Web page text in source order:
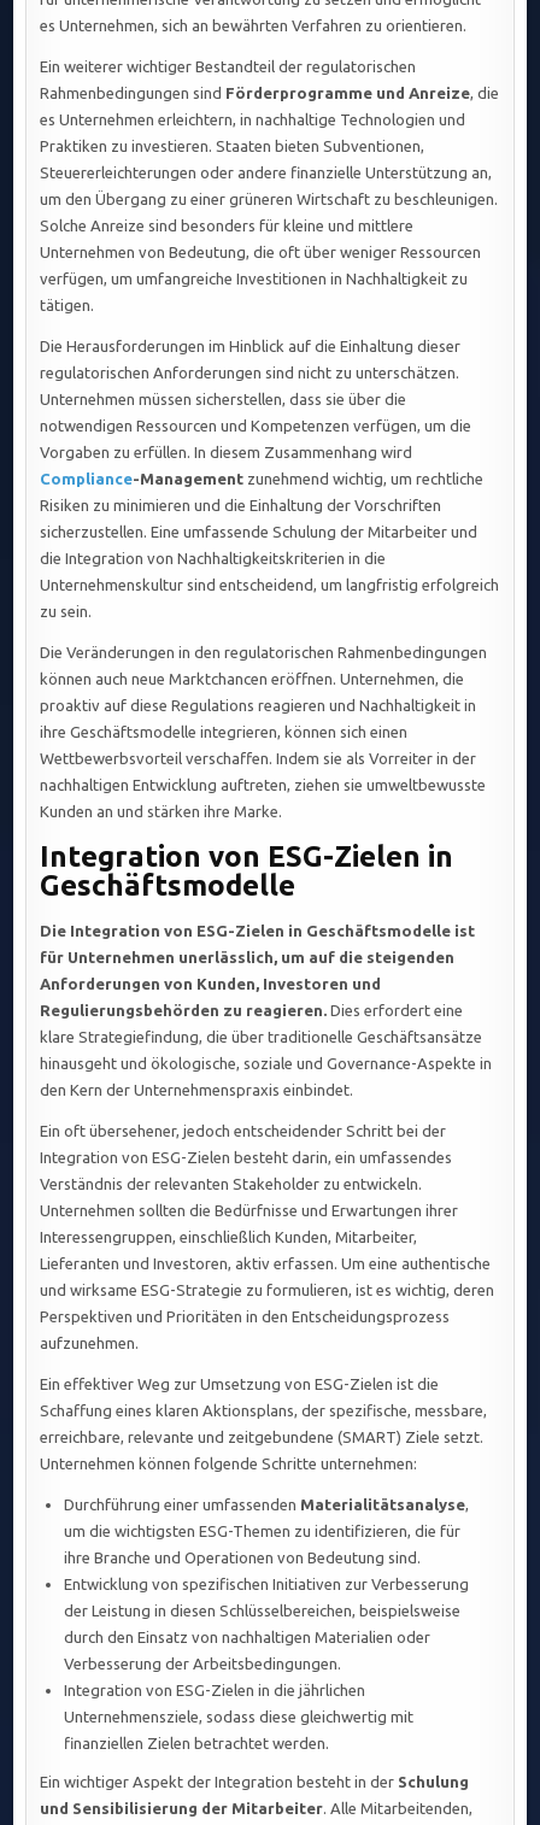
es Unternehmen, sich an bewährten Verfahren zu orientieren.
Ein weiterer wichtiger Bestandteil der regulatorischen
Rahmenbedingungen sind Förderprogramme und Anreize, die
es Unternehmen erleichtern, in nachhaltige Technologien und
Praktiken zu investieren. Staaten bieten Subventionen,
Steuererleichterungen oder andere finanzielle Unterstützung an,
um den Übergang zu einer grüneren Wirtschaft zu beschleunigen.
Solche Anreize sind besonders für kleine und mittlere
Unternehmen von Bedeutung, die oft über weniger Ressourcen
verfügen, um umfangreiche Investitionen in Nachhaltigkeit zu
tätigen.
Die Herausforderungen im Hinblick auf die Einhaltung dieser
regulatorischen Anforderungen sind nicht zu unterschätzen.
Unternehmen müssen sicherstellen, dass sie über die
notwendigen Ressourcen und Kompetenzen verfügen, um die
Vorgaben zu erfüllen. In diesem Zusammenhang wird
Compliance-Management zunehmend wichtig, um rechtliche
Risiken zu minimieren und die Einhaltung der Vorschriften
sicherzustellen. Eine umfassende Schulung der Mitarbeiter und
die Integration von Nachhaltigkeitskriterien in die
Unternehmenskultur sind entscheidend, um langfristig erfolgreich
zu sein.
Die Veränderungen in den regulatorischen Rahmenbedingungen
können auch neue Marktchancen eröffnen. Unternehmen, die
proaktiv auf diese Regulations reagieren und Nachhaltigkeit in
ihre Geschäftsmodelle integrieren, können sich einen
Wettbewerbsvorteil verschaffen. Indem sie als Vorreiter in der
nachhaltigen Entwicklung auftreten, ziehen sie umweltbewusste
Kunden an und stärken ihre Marke.
Integration von ESG-Zielen in
Geschäftsmodelle
Die Integration von ESG-Zielen in Geschäftsmodelle ist
für Unternehmen unerlässlich, um auf die steigenden
Anforderungen von Kunden, Investoren und
Regulierungsbehörden zu reagieren. Dies erfordert eine
klare Strategiefindung, die über traditionelle Geschäftsansätze
hinausgeht und ökologische, soziale und Governance-Aspekte in
den Kern der Unternehmenspraxis einbindet.
Ein oft übersehener, jedoch entscheidender Schritt bei der
Integration von ESG-Zielen besteht darin, ein umfassendes
Verständnis der relevanten Stakeholder zu entwickeln.
Unternehmen sollten die Bedürfnisse und Erwartungen ihrer
Interessengruppen, einschließlich Kunden, Mitarbeiter,
Lieferanten und Investoren, aktiv erfassen. Um eine authentische
und wirksame ESG-Strategie zu formulieren, ist es wichtig, deren
Perspektiven und Prioritäten in den Entscheidungsprozess
aufzunehmen.
Ein effektiver Weg zur Umsetzung von ESG-Zielen ist die
Schaffung eines klaren Aktionsplans, der spezifische, messbare,
erreichbare, relevante und zeitgebundene (SMART) Ziele setzt.
Unternehmen können folgende Schritte unternehmen:
Durchführung einer umfassenden Materialitätsanalyse,
um die wichtigsten ESG-Themen zu identifizieren, die für
ihre Branche und Operationen von Bedeutung sind.
Entwicklung von spezifischen Initiativen zur Verbesserung
der Leistung in diesen Schlüsselbereichen, beispielsweise
durch den Einsatz von nachhaltigen Materialien oder
Verbesserung der Arbeitsbedingungen.
Integration von ESG-Zielen in die jährlichen
Unternehmensziele, sodass diese gleichwertig mit
finanziellen Zielen betrachtet werden.
Ein wichtiger Aspekt der Integration besteht in der Schulung
und Sensibilisierung der Mitarbeiter. Alle Mitarbeitenden,